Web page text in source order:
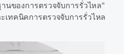
นของการตรวจจับการรั่วไหล"
ทคนิคการตรวจจับการรั่วไหล